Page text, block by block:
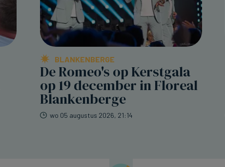
BLANKENBERGE
De Romeo's op Kerstgala
op 19 december in Floreal
Blankenberge
wo 05 augustus 2026, 21:14